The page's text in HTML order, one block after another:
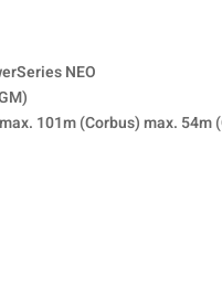
NEO
max. 101m (Corbus) max. 54m